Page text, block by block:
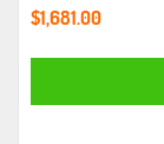
$1,681.00